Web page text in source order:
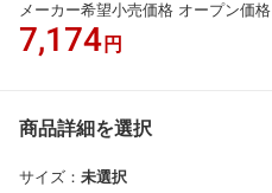
メーカー希望小売価格 オープン価格
7,174 円
商品詳細を選択
サイズ ： 未選択